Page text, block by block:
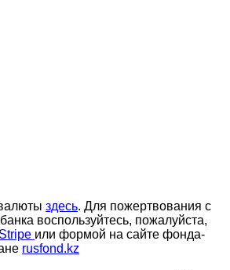
здесь. Для пожертвования с
воспользуйтесь, пожалуйста,
Stripe или формой на сайте фонда-
rusfond.kz